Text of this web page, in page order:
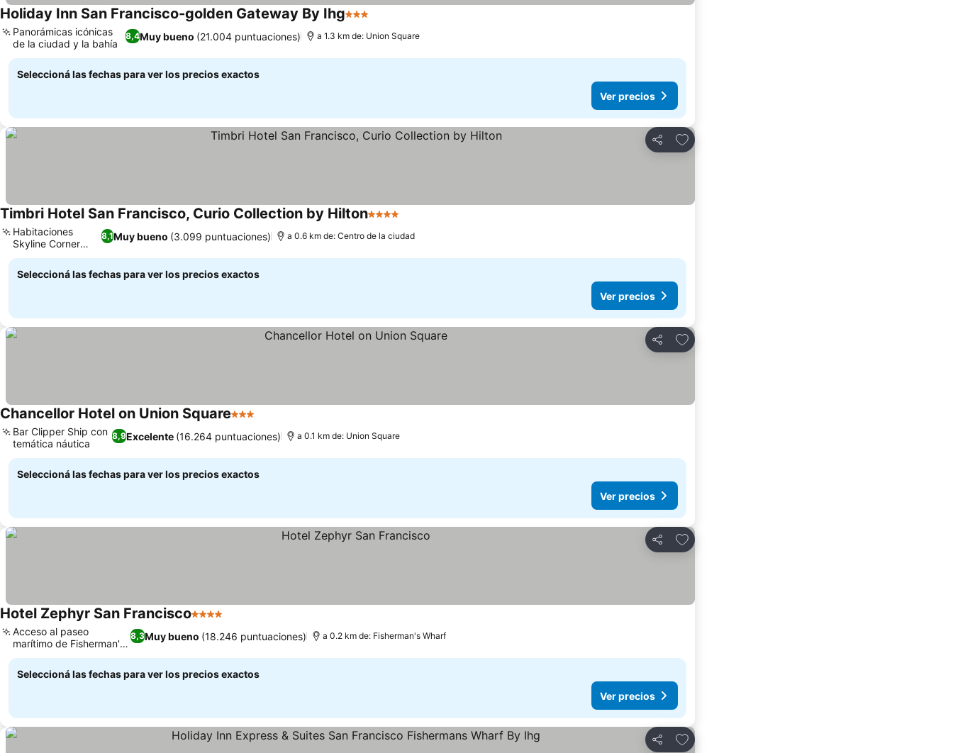
Holiday Inn San Francisco-golden Gateway By Ihg3 Estrellas
8,4Muy bueno (21.004 puntuaciones)
Panorámicas icónicas
de la ciudad y la bahía
a 1.3 km de: Union Square
Seleccioná las fechas para ver los precios exactos
Ver precios
Compartir
Añadir a favoritos
Timbri Hotel San Francisco, Curio Collection by Hilton4 Estrellas
8,1Muy bueno (3.099 puntuaciones)
Habitaciones
Skyline Corner
King
a 0.6 km de: Centro de la ciudad
Seleccioná las fechas para ver los precios exactos
Ver precios
Compartir
Añadir a favoritos
Chancellor Hotel on Union Square3 Estrellas
8,9Excelente (16.264 puntuaciones)
Bar Clipper Ship con
temática náutica
a 0.1 km de: Union Square
Seleccioná las fechas para ver los precios exactos
Ver precios
Compartir
Añadir a favoritos
Hotel Zephyr San Francisco4 Estrellas
8,3Muy bueno (18.246 puntuaciones)
Acceso al paseo
marítimo de Fisherman's
Wharf
a 0.2 km de: Fisherman's Wharf
Seleccioná las fechas para ver los precios exactos
Ver precios
Compartir
Añadir a favoritos